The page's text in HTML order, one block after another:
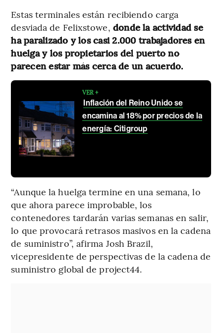
Estas terminales están recibiendo carga
desviada de Felixstowe, donde la actividad se
ha paralizado y los casi 2.000 trabajadores en
huelga y los propietarios del puerto no
parecen estar más cerca de un acuerdo.
VER +
Inflación del Reino Unido se
encamina al 18% por precios de la
energía: Citigroup
“Aunque la huelga termine en una semana, lo
que ahora parece improbable, los
contenedores tardarán varias semanas en salir,
lo que provocará retrasos masivos en la cadena
de suministro”, afirma Josh Brazil,
vicepresidente de perspectivas de la cadena de
suministro global de project44.